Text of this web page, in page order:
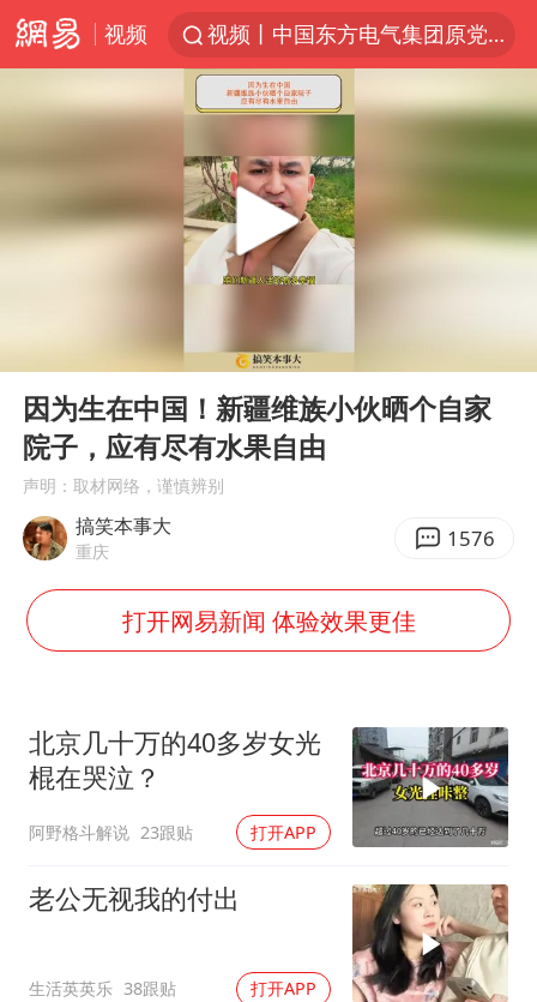
视频
视频丨中国东方电气集团原党组副书记、董事宋致远被查
香港宏福苑火灾或由烟头引起
中国父女泰国骑摩托车坠崖1死1伤
白海豚将正面袭击贯穿浙江
刘浩存百花奖开幕式红裙起舞
郑丽文：台湾从来没有“独立”过
万岁山接盘烂尾恒大文旅城
泰国初中生饮弹自尽前开了26枪
多个明星演唱会取消
Kimi K3也失控了
习近平心系体育强国建设
Play
因为生在中国！新疆维族小伙晒个自家
院子，应有尽有水果自由
声明：取材网络，谨慎辨别
搞笑本事大
重庆 1576
打开网易新闻 体验效果更佳
北京几十万的40多岁女光
棍在哭泣？
阿野格斗解说 23跟贴 打开APP
老公无视我的付出
生活英英乐 38跟贴 打开APP